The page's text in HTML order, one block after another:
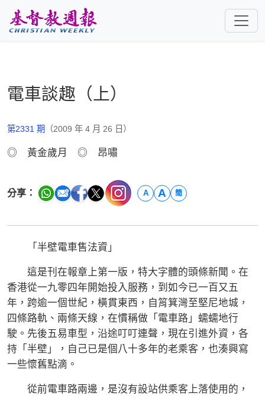
電車談趣（上）
第2331 期 （2009 年 4 月 26 日）
◎ 黃金歲月 ◎ 昂嘯
分享： A A 簡
「半壁電車售法資」
這是刊在報章上第一版，特大字體的頭條新聞。在
香港從一九零四年開始投入服務，到如今已一百又五
年，跨逾一個世紀，橫貫東西，自筲箕灣至堅尼地城，
四條路軌、兩條天線，在慣稱做「電車路」蠕蠕地行
駛。先後五易車型，沿途叮叮連聲，現在引進外資，各
持「半壁」，自己已是個八十多年的老乘客，也湊興寫
一些懷舊點滴。
從前電車路兩邊，是沒有設站供乘客上落使用的，